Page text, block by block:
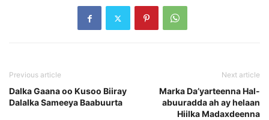
Previous article
Dalka Gaana oo Kusoo Biiray
Dalalka Sameeya Baabuurta
Next article
Marka Da’yarteenna Hal-
abuuradda ah ay helaan
Hiilka Madaxdeenna